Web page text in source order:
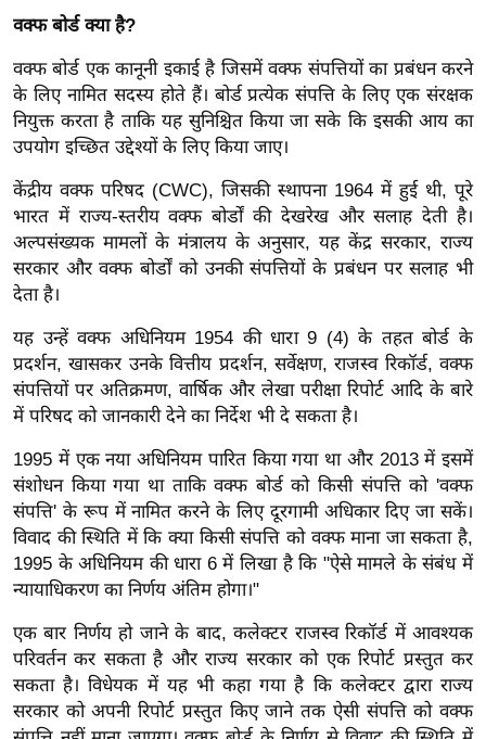
ज
त
ऑ
टो
व
र्ल्ड
न्यू
ज
ब्री
म
नो
रं
न
ज
ग
त
बॉ
वु
ड
हॉ
ली
वक्फ बोर्ड क्या है?
वक्फ बोर्ड एक कानूनी इकाई है जिसमें वक्फ संपत्तियों का प्रबंधन करने
के लिए नामित सदस्य होते हैं। बोर्ड प्रत्येक संपत्ति के लिए एक संरक्षक
नियुक्त करता है ताकि यह सुनिश्चित किया जा सके कि इसकी आय का
उपयोग इच्छित उद्देश्यों के लिए किया जाए।
केंद्रीय वक्फ परिषद (CWC), जिसकी स्थापना 1964 में हुई थी, पूरे
भारत में राज्य-स्तरीय वक्फ बोर्डों की देखरेख और सलाह देती है।
अल्पसंख्यक मामलों के मंत्रालय के अनुसार, यह केंद्र सरकार, राज्य
सरकार और वक्फ बोर्डों को उनकी संपत्तियों के प्रबंधन पर सलाह भी
देता है।
यह उन्हें वक्फ अधिनियम 1954 की धारा 9 (4) के तहत बोर्ड के
प्रदर्शन, खासकर उनके वित्तीय प्रदर्शन, सर्वेक्षण, राजस्व रिकॉर्ड, वक्फ
संपत्तियों पर अतिक्रमण, वार्षिक और लेखा परीक्षा रिपोर्ट आदि के बारे
में परिषद को जानकारी देने का निर्देश भी दे सकता है।
1995 में एक नया अधिनियम पारित किया गया था और 2013 में इसमें
संशोधन किया गया था ताकि वक्फ बोर्ड को किसी संपत्ति को 'वक्फ
संपत्ति' के रूप में नामित करने के लिए दूरगामी अधिकार दिए जा सकें।
विवाद की स्थिति में कि क्या किसी संपत्ति को वक्फ माना जा सकता है,
1995 के अधिनियम की धारा 6 में लिखा है कि "ऐसे मामले के संबंध में
न्यायाधिकरण का निर्णय अंतिम होगा।"
एक बार निर्णय हो जाने के बाद, कलेक्टर राजस्व रिकॉर्ड में आवश्यक
परिवर्तन कर सकता है और राज्य सरकार को एक रिपोर्ट प्रस्तुत कर
सकता है। विधेयक में यह भी कहा गया है कि कलेक्टर द्वारा राज्य
सरकार को अपनी रिपोर्ट प्रस्तुत किए जाने तक ऐसी संपत्ति को वक्फ